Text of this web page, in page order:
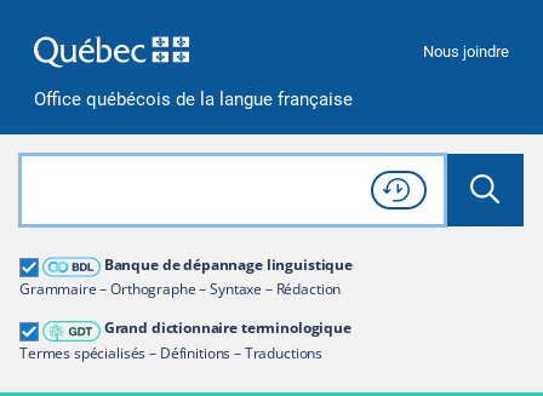
Office québécois de la langue française
Nous joindre
Rechercher dans tout le site
Lancer
Consulter l'
Historique
de recherche
Banque de dépannage linguistique
Grammaire – Orthographe – Syntaxe – Rédaction
Grand dictionnaire terminologique
Termes spécialisés – Définitions – Traductions
Grand dictionnaire terminologique
Restreindre aux termes